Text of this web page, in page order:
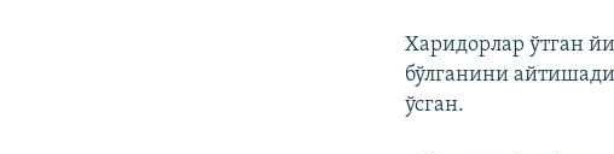
Харидорлар ўтган
бўлганини
ўсган.